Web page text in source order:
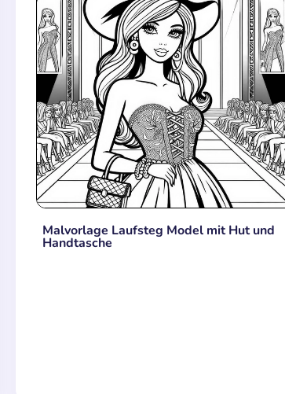
Malvorlage Laufsteg Model mit Hut und
Handtasche